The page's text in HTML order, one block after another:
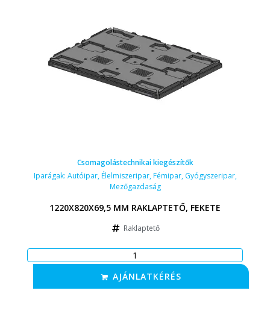
Csomagolástechnikai kiegészítők
Iparágak: Autóipar,Élelmiszeripar,Fémipar, Gyógyszeripar,
Mezőgazdaság
1220X820X69,5 MM RAKLAPTETŐ, FEKETE
Raklaptető
AJÁNLATKÉRÉS